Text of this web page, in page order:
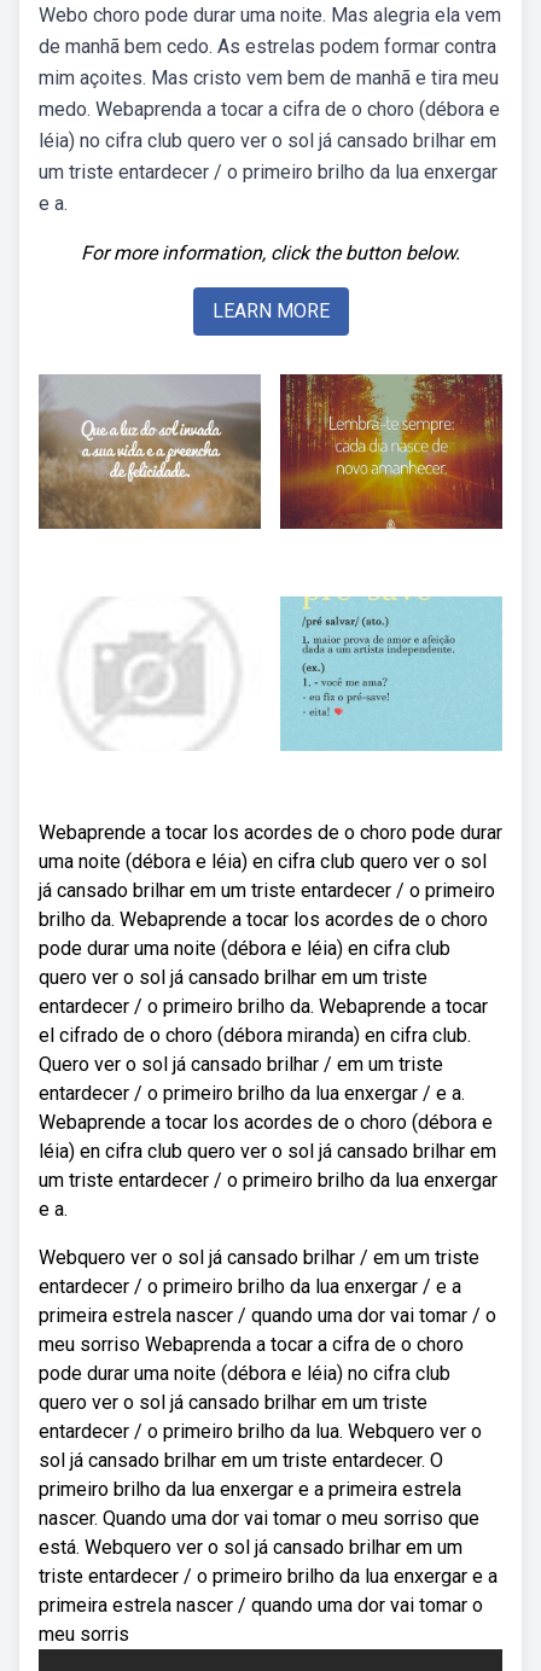
Webo choro pode durar uma noite. Mas alegria ela vem
de manhã bem cedo. As estrelas podem formar contra
mim açoites. Mas cristo vem bem de manhã e tira meu
medo. Webaprenda a tocar a cifra de o choro (débora e
léia) no cifra club quero ver o sol já cansado brilhar em
um triste entardecer / o primeiro brilho da lua enxergar
e a.
For more information, click the button below.
LEARN MORE
Webaprende a tocar los acordes de o choro pode durar
uma noite (débora e léia) en cifra club quero ver o sol
já cansado brilhar em um triste entardecer / o primeiro
brilho da. Webaprende a tocar los acordes de o choro
pode durar uma noite (débora e léia) en cifra club
quero ver o sol já cansado brilhar em um triste
entardecer / o primeiro brilho da. Webaprende a tocar
el cifrado de o choro (débora miranda) en cifra club.
Quero ver o sol já cansado brilhar / em um triste
entardecer / o primeiro brilho da lua enxergar / e a.
Webaprende a tocar los acordes de o choro (débora e
léia) en cifra club quero ver o sol já cansado brilhar em
um triste entardecer / o primeiro brilho da lua enxergar
e a.
Webquero ver o sol já cansado brilhar / em um triste
entardecer / o primeiro brilho da lua enxergar / e a
primeira estrela nascer / quando uma dor vai tomar / o
meu sorriso Webaprenda a tocar a cifra de o choro
pode durar uma noite (débora e léia) no cifra club
quero ver o sol já cansado brilhar em um triste
entardecer / o primeiro brilho da lua. Webquero ver o
sol já cansado brilhar em um triste entardecer. O
primeiro brilho da lua enxergar e a primeira estrela
nascer. Quando uma dor vai tomar o meu sorriso que
está. Webquero ver o sol já cansado brilhar em um
triste entardecer / o primeiro brilho da lua enxergar e a
primeira estrela nascer / quando uma dor vai tomar o
meu sorris